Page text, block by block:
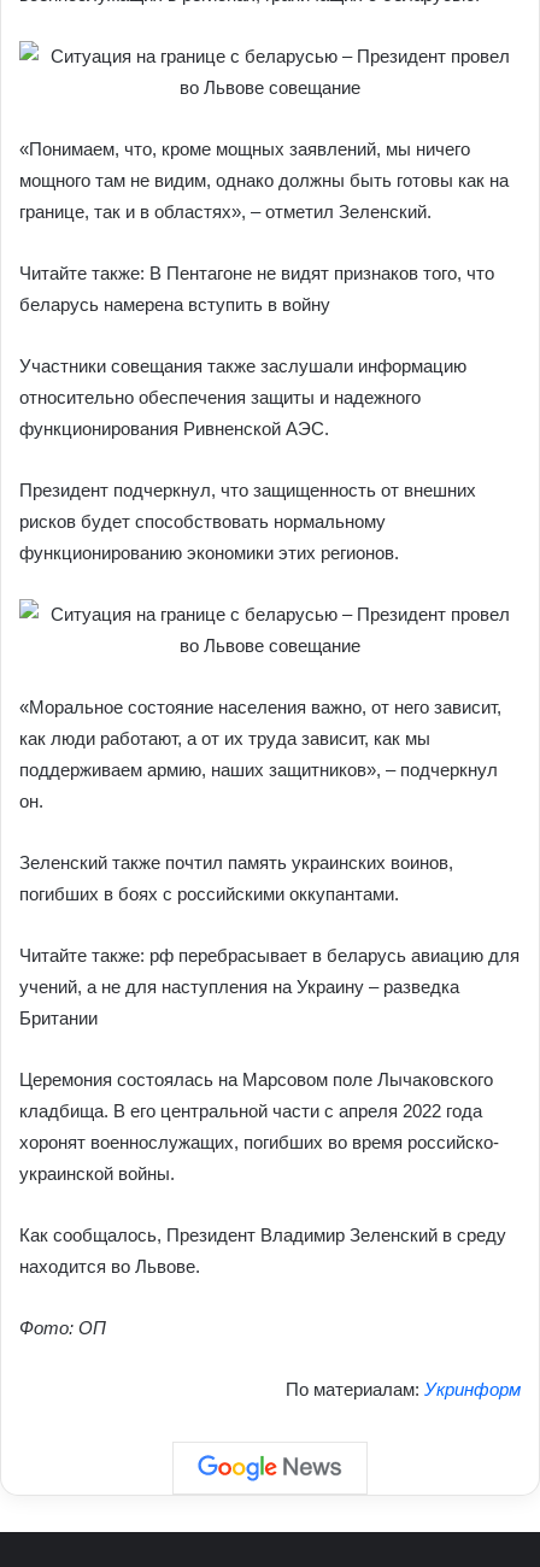
«Понимаем, что, кроме мощных заявлений, мы ничего
мощного там не видим, однако должны быть готовы как на
границе, так и в областях», – отметил Зеленский.
Читайте также: В Пентагоне не видят признаков того, что
беларусь намерена вступить в войну
Участники совещания также заслушали информацию
относительно обеспечения защиты и надежного
функционирования Ривненской АЭС.
Президент подчеркнул, что защищенность от внешних
рисков будет способствовать нормальному
функционированию экономики этих регионов.
«Моральное состояние населения важно, от него зависит,
как люди работают, а от их труда зависит, как мы
поддерживаем армию, наших защитников», – подчеркнул
он.
Зеленский также почтил память украинских воинов,
погибших в боях с российскими оккупантами.
Читайте также: рф перебрасывает в беларусь авиацию для
учений, а не для наступления на Украину – разведка
Британии
Церемония состоялась на Марсовом поле Лычаковского
кладбища. В его центральной части с апреля 2022 года
хоронят военнослужащих, погибших во время российско-
украинской войны.
Как сообщалось, Президент Владимир Зеленский в среду
находится во Львове.
Фото: ОП
По материалам: Укринформ